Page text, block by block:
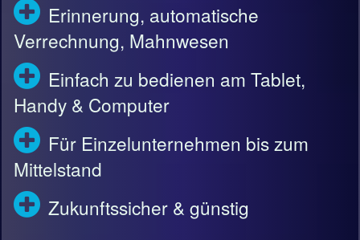
Erinnerung, automatische
Verrechnung, Mahnwesen
Einfach zu bedienen am Tablet,
Handy & Computer
Für Einzelunternehmen bis zum
Mittelstand
Zukunftssicher & günstig